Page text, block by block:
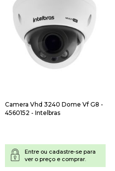
Camera Vhd 3240 Dome Vf G8 -
4560152 - Intelbras
Entre ou cadastre-se para
ver o preço e comprar.